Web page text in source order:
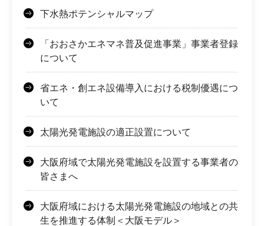
下水熱ポテンシャルマップ
「おおさかエネマネ普及促進事業」事業者登録
について
省エネ・創エネ設備導入における税制優遇につ
いて
太陽光発電施設の適正設置について
大阪府域で太陽光発電施設を設置する事業者の
皆さまへ
大阪府域における太陽光発電施設の地域との共
生を推進する体制＜大阪モデル＞